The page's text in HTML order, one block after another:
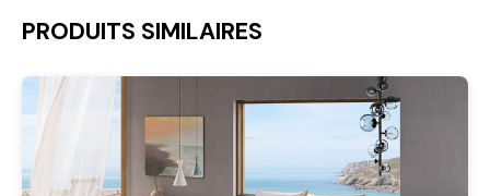
PRODUITS SIMILAIRES